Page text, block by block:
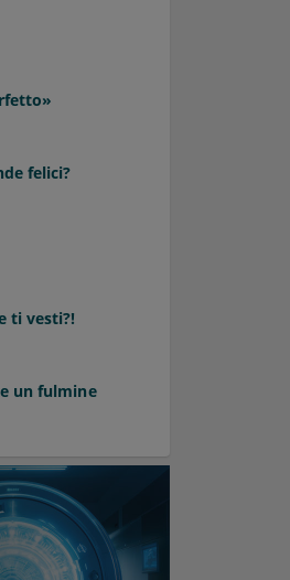
felici?
ti vesti?!
un fulmine